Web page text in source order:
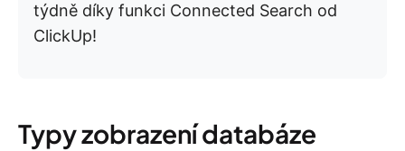
týdně díky funkci Connected Search od
ClickUp!
Typy zobrazení databáze